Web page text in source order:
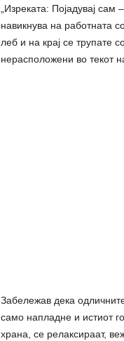
„Изреката: Појадувај
навикнува на работната
леб и на крај се трупате
нерасположени во текот
Забележав дека
само напладне и истиот
храна, се релаксираат,